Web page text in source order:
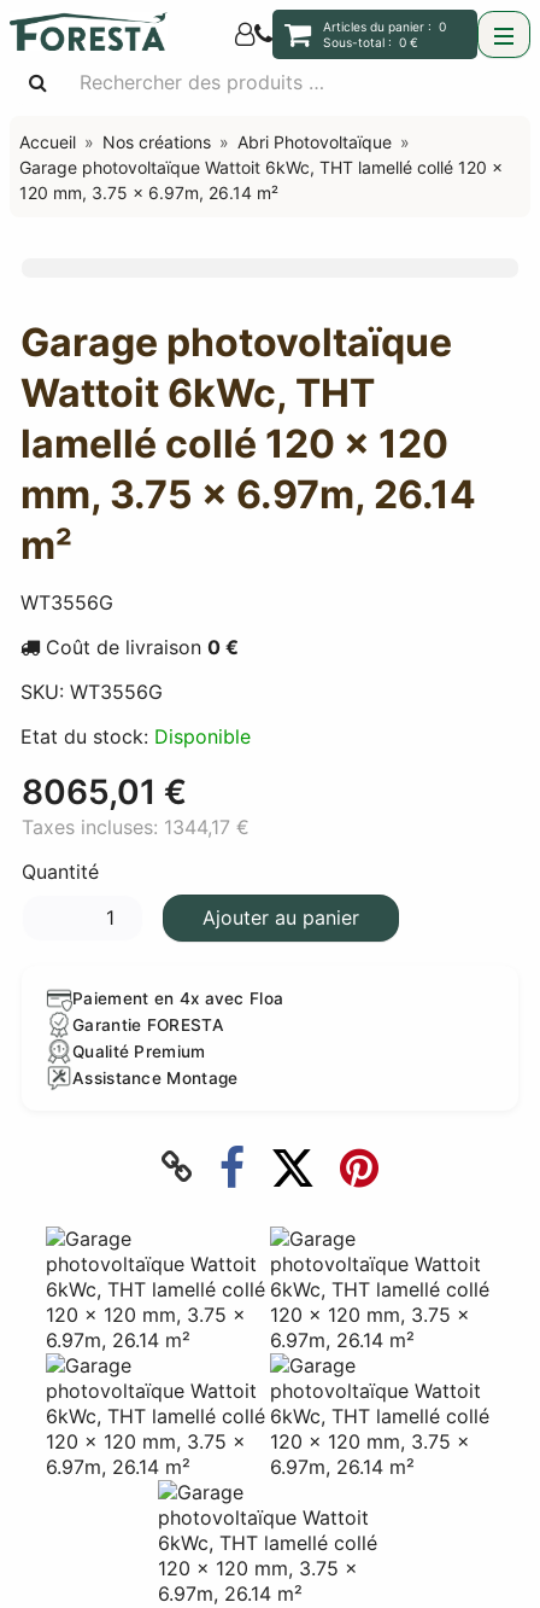
Articles du panier :0
Sous-total :0 €
Accueil Nos créations
Abri Photovoltaïque
Garage photovoltaïque Wattoit 6kWc, THT lamellé collé 120 x
120 mm, 3.75 x 6.97m, 26.14 m²
Garage photovoltaïque
Wattoit 6kWc, THT
lamellé collé 120 x 120
mm, 3.75 x 6.97m, 26.14
m²
WT3556G
Coût de livraison 0 €
SKU: WT3556G
Etat du stock: Disponible
8065,01 €
Taxes incluses: 1344,17 €
Quantité
Ajouter au panier
Paiement en 4x avec Floa
Garantie FORESTA
Qualité Premium
Assistance Montage